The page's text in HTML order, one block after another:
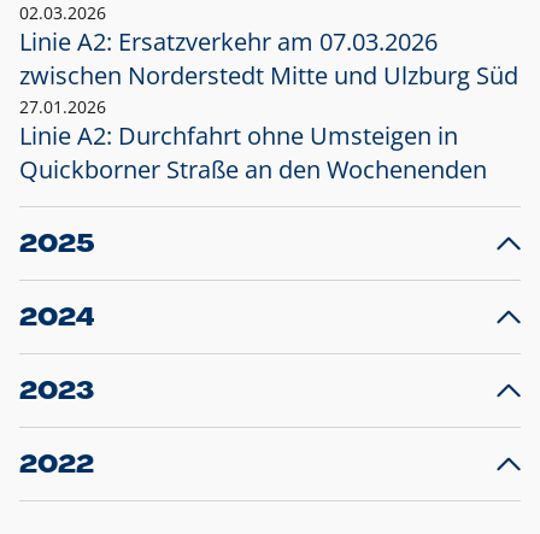
02.03.2026
Linie A2: Ersatzverkehr am 07.03.2026
zwischen Norderstedt Mitte und Ulzburg Süd
27.01.2026
Linie A2: Durchfahrt ohne Umsteigen in
Quickborner Straße an den Wochenenden
2025
23.12.2025
Projekt S5: Start der Bauarbeiten am
2024
10.12.2024
Großprojekt S5: Sperrung der Bahnstraße in
2023
20.12.2023
Schleswig-Holstein verlängert den
2022
22.12.2022